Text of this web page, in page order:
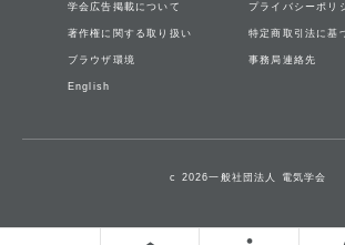
学会広告掲載について プライバシーポリ
著作権に関する取り扱い 特定商取引法に基
ブラウザ環境 事務局連絡先
English
c 2026一般社団法人 電気学会